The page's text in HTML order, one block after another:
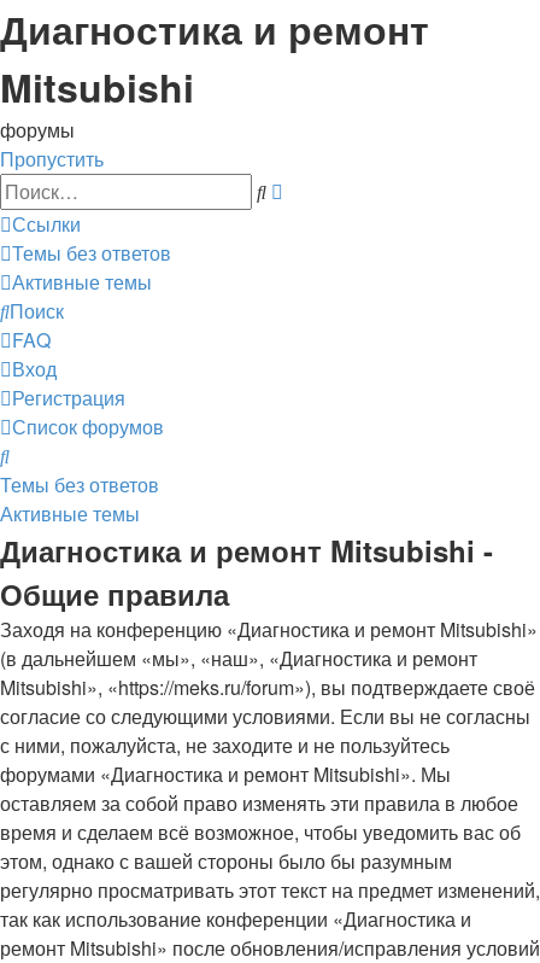
Диагностика и ремонт
Mitsubishi
форумы
Пропустить
Поиск
Ссылки
Темы без ответов
Активные темы
Поиск
FAQ
Вход
Регистрация
Список форумов
Поиск
Темы без ответов
Активные темы
Диагностика и ремонт Mitsubishi -
Общие правила
Заходя на конференцию «Диагностика и ремонт Mitsubishi»
(в дальнейшем «мы», «наш», «Диагностика и ремонт
Mitsubishi», «https://meks.ru/forum»), вы подтверждаете своё
согласие со следующими условиями. Если вы не согласны
с ними, пожалуйста, не заходите и не пользуйтесь
форумами «Диагностика и ремонт Mitsubishi». Мы
оставляем за собой право изменять эти правила в любое
время и сделаем всё возможное, чтобы уведомить вас об
этом, однако с вашей стороны было бы разумным
регулярно просматривать этот текст на предмет изменений,
так как использование конференции «Диагностика и
ремонт Mitsubishi» после обновления/исправления условий